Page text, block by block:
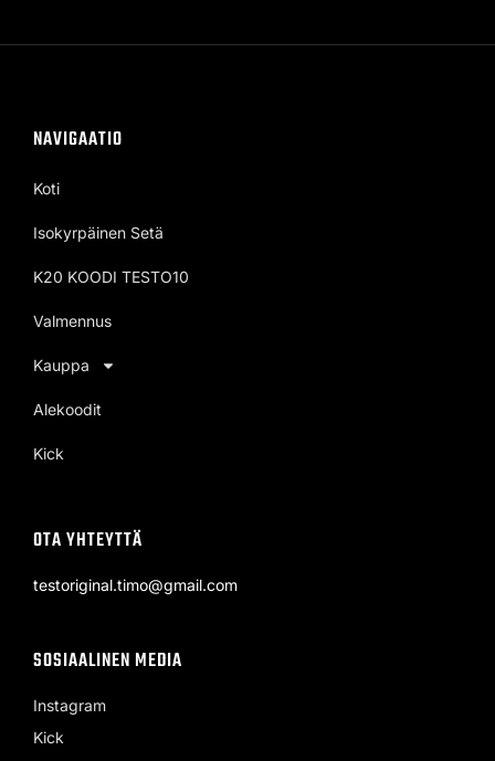
NAVIGAATIO
Koti
Isokyrpäinen Setä
K20 KOODI TESTO10
Valmennus
Kauppa
Alekoodit
Kick
OTA YHTEYTTÄ
testoriginal.timo@gmail.com
SOSIAALINEN MEDIA
Instagram
Kick